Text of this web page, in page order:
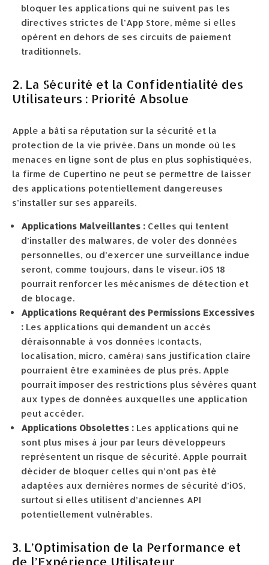
bloquer les applications qui ne suivent pas les
directives strictes de l’App Store, même si elles
opèrent en dehors de ses circuits de paiement
traditionnels.
2. La Sécurité et la Confidentialité des
Utilisateurs : Priorité Absolue
Apple a bâti sa réputation sur la sécurité et la
protection de la vie privée. Dans un monde où les
menaces en ligne sont de plus en plus sophistiquées,
la firme de Cupertino ne peut se permettre de laisser
des applications potentiellement dangereuses
s’installer sur ses appareils.
Applications Malveillantes : Celles qui tentent
d’installer des malwares, de voler des données
personnelles, ou d’exercer une surveillance indue
seront, comme toujours, dans le viseur. iOS 18
pourrait renforcer les mécanismes de détection et
de blocage.
Applications Requérant des Permissions Excessives
: Les applications qui demandent un accès
déraisonnable à vos données (contacts,
localisation, micro, caméra) sans justification claire
pourraient être examinées de plus près. Apple
pourrait imposer des restrictions plus sévères quant
aux types de données auxquelles une application
peut accéder.
Applications Obsolettes : Les applications qui ne
sont plus mises à jour par leurs développeurs
représentent un risque de sécurité. Apple pourrait
décider de bloquer celles qui n’ont pas été
adaptées aux dernières normes de sécurité d’iOS,
surtout si elles utilisent d’anciennes API
potentiellement vulnérables.
3. L’Optimisation de la Performance et
de l’Expérience Utilisateur